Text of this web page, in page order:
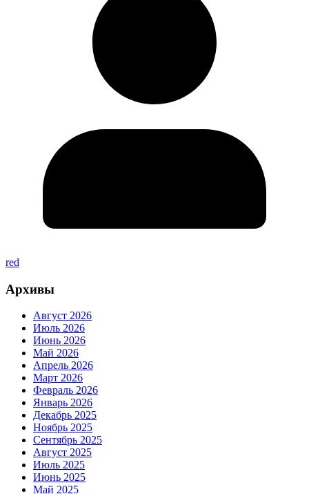
red
Архивы
Август 2026
Июль 2026
Июнь 2026
Май 2026
Апрель 2026
Март 2026
Февраль 2026
Январь 2026
Декабрь 2025
Ноябрь 2025
Сентябрь 2025
Август 2025
Июль 2025
Июнь 2025
Май 2025